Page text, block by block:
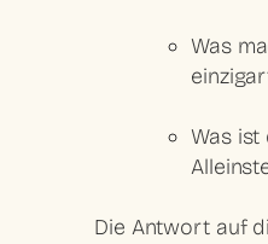
Was
Was ist
Die Antwort auf